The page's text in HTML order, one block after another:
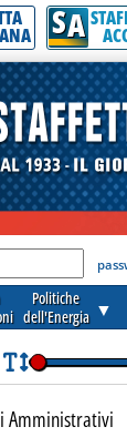
la
SA
per
Politiche
dell'Energia ▼
Amministrativi